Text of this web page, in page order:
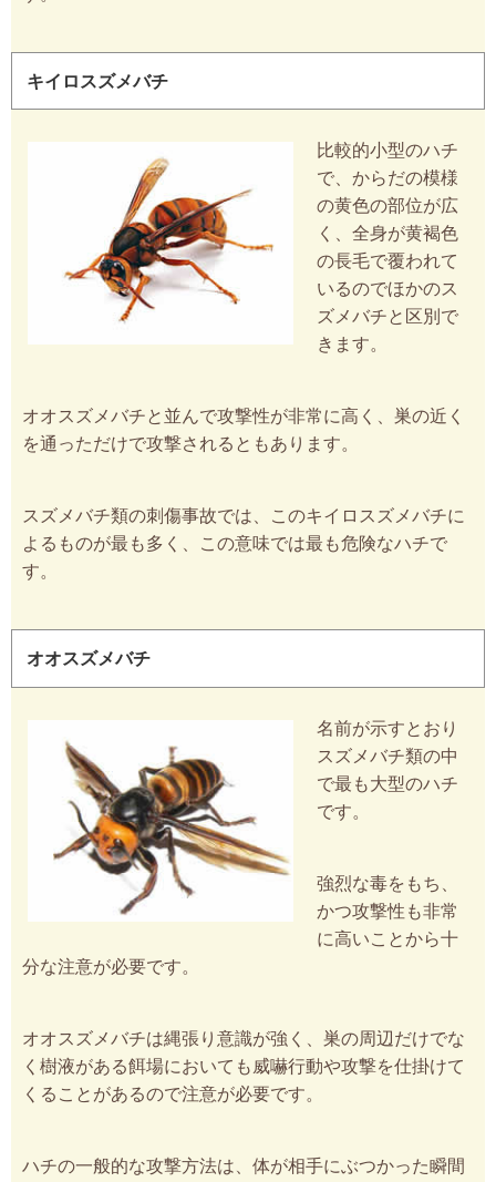
キイロスズメバチ
比較的小型のハチ
で、からだの模様
の黄色の部位が広
く、全身が黄褐色
の長毛で覆われて
いるのでほかのス
ズメバチと区別で
きます。
オオスズメバチと並んで攻撃性が非常に高く、巣の近く
を通っただけで攻撃されるともあります。
スズメバチ類の刺傷事故では、このキイロスズメバチに
よるものが最も多く、この意味では最も危険なハチで
す。
オオスズメバチ
名前が示すとおり
スズメバチ類の中
で最も大型のハチ
です。
強烈な毒をもち、
かつ攻撃性も非常
に高いことから十
分な注意が必要です。
オオスズメバチは縄張り意識が強く、巣の周辺だけでな
く樹液がある餌場においても威嚇行動や攻撃を仕掛けて
くることがあるので注意が必要です。
ハチの一般的な攻撃方法は、体が相手にぶつかった瞬間